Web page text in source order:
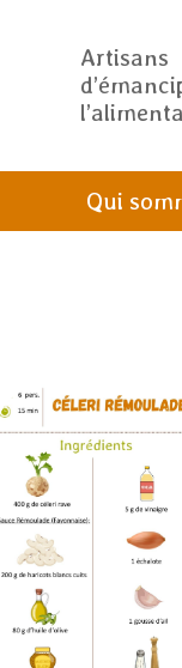
Artisans
Qui